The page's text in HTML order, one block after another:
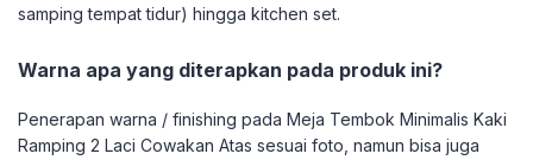
samping tempat tidur) hingga kitchen set.
Warna apa yang diterapkan pada produk ini?
Penerapan warna / finishing pada Meja Tembok Minimalis Kaki
Ramping 2 Laci Cowakan Atas sesuai foto, namun bisa juga